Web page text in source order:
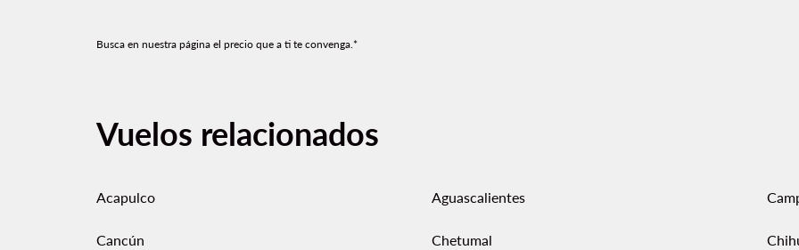
Busca en nuestra página el precio que a ti te convenga.*
Vuelos relacionados
Acapulco Aguascalientes
Cancún Chetumal